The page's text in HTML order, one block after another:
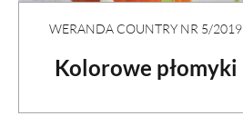
WERANDA COUNTRY NR 5/2019
Kolorowe płomyki